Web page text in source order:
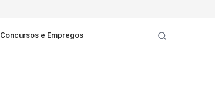
Concursos e Empregos